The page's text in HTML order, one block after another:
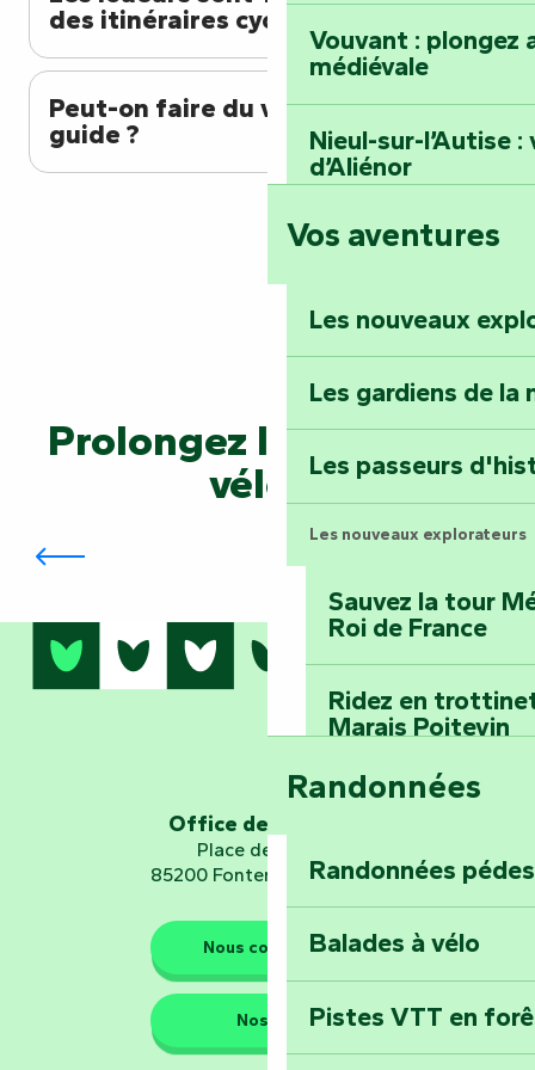
Vouvant : plongez
médiévale
Nieul-sur-l’Autise
d’Aliénor
Foussais-Payré :
Faymoreau :
épopée minière
Terre d’étoiles :
Vos aventures
Les nouveaux
Les gardiens de la
Les passeurs
Les nouveaux explorateurs
Sauvez la tour
Roi de France
Ridez en
Marais Poitevin
Embarquez pour
Explorez
d’orientation «
Les gardiens de la nature
Randonnées
Randonnées
Balades à vélo
Pistes VTT en
des itinéraires cyclables ?
Peut-on faire du vélo avec un
guide ?
Prolongez l'aventure à
vélo...
Vélo Francette®
Office de tourisme
Place de Verdun
85200 Fontenay-le-Comte
Nous contacter
Nos QG